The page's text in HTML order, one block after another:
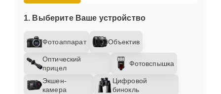
1. Выберите Ваше устройство
Фотоаппарат Объектив
Оптический
прицел
Фотовспышка
Экшен-
камера
Цифровой
бинокль